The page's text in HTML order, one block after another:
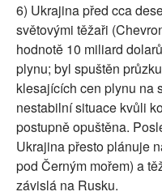
6) Ukrajina před cca
světovými těžaři
hodnotě 10 miliard
plynu; byl spuštěn
klesajících cen plynu na
nestabilní situace kvůli
postupně opuštěna.
Ukrajina přesto plánuje
pod Černým mořem) a
závislá na Rusku.